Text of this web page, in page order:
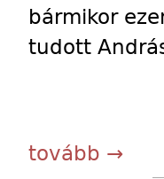
bármikor
tudott
tovább →